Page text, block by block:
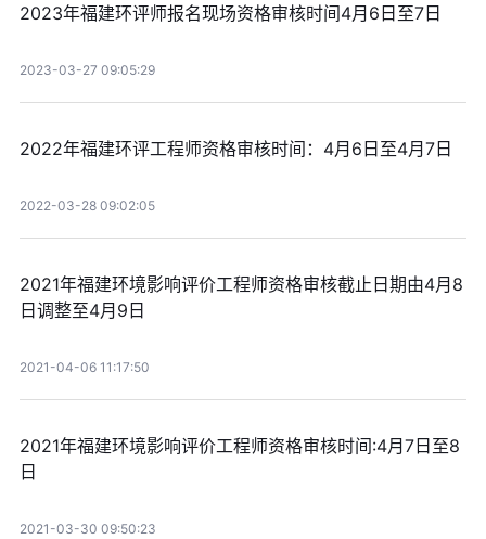
2023年福建环评师报名现场资格审核时间4月6日至7日
2023-03-27 09:05:29
2022年福建环评工程师资格审核时间：4月6日至4月7日
2022-03-28 09:02:05
2021年福建环境影响评价工程师资格审核截止日期由4月8
日调整至4月9日
2021-04-06 11:17:50
2021年福建环境影响评价工程师资格审核时间:4月7日至8
日
2021-03-30 09:50:23